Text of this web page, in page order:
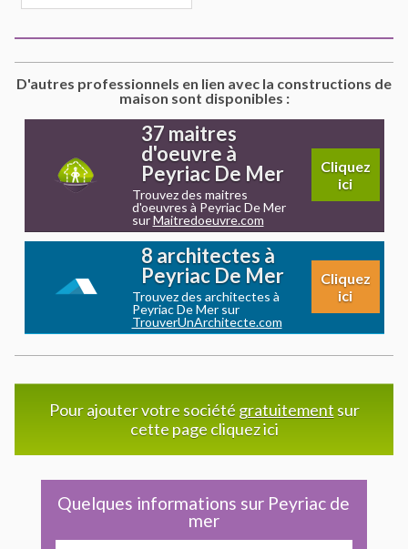
D'autres professionnels en lien avec la constructions de
maison sont disponibles :
37 maitres
d'oeuvre à
Peyriac De Mer
Trouvez des maitres
d'oeuvres à Peyriac De Mer
surMaitredoeuvre.com
Cliquez
ici
8 architectes à
Peyriac De Mer
Trouvez des architectes à
Peyriac De Mer sur
TrouverUnArchitecte.com
Cliquez
ici
Pour ajouter votre société gratuitement sur
cette page cliquez ici
Quelques informations sur Peyriac de
mer